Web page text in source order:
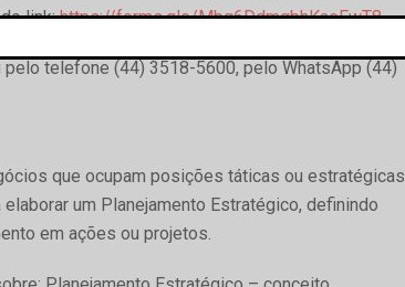
link:https://forms.gle/Mbg6DdmgbhKaeFwT8.
telefone (44) 3518-5600, pelo WhatsApp (44)
que ocupam posições táticas ou estratégicas
um Planejamento Estratégico, definindo
em ações ou projetos.